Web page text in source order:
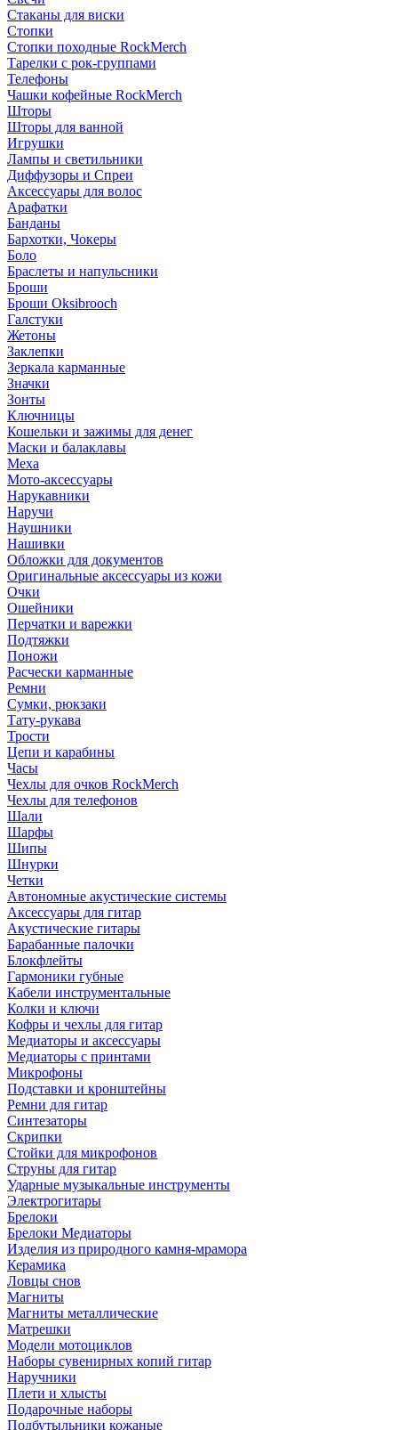
Стаканы для виски
Стопки
Стопки походные RockMerch
Тарелки с рок-группами
Телефоны
Чашки кофейные RockMerch
Шторы
Шторы для ванной
Игрушки
Лампы и светильники
Диффузоры и Спреи
Аксессуары для волос
Арафатки
Банданы
Бархотки, Чокеры
Боло
Браслеты и напульсники
Броши
Броши Oksibrooch
Галстуки
Жетоны
Заклепки
Зеркала карманные
Значки
Зонты
Ключницы
Кошельки и зажимы для денег
Маски и балаклавы
Меха
Мото-аксессуары
Нарукавники
Наручи
Наушники
Нашивки
Обложки для документов
Оригинальные аксессуары из кожи
Очки
Ошейники
Перчатки и варежки
Подтяжки
Поножи
Расчески карманные
Ремни
Сумки, рюкзаки
Тату-рукава
Трости
Цепи и карабины
Часы
Чехлы для очков RockMerch
Чехлы для телефонов
Шали
Шарфы
Шипы
Шнурки
Четки
Автономные акустические системы
Аксессуары для гитар
Акустические гитары
Барабанные палочки
Блокфлейты
Гармоники губные
Кабели инструментальные
Колки и ключи
Кофры и чехлы для гитар
Медиаторы и аксессуары
Медиаторы с принтами
Микрофоны
Подставки и кронштейны
Ремни для гитар
Синтезаторы
Скрипки
Стойки для микрофонов
Струны для гитар
Ударные музыкальные инструменты
Электрогитары
Брелоки
Брелоки Медиаторы
Изделия из природного камня-мрамора
Керамика
Ловцы снов
Магниты
Магниты металлические
Матрешки
Модели мотоциклов
Наборы сувенирных копий гитар
Наручники
Плети и хлысты
Подарочные наборы
Подбутыльники кожаные